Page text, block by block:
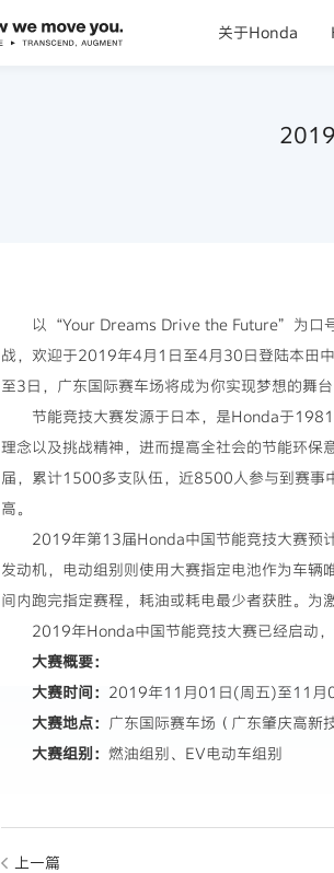
关于Honda
以“Your Dreams Drive the Future”为口
战，欢迎于2019年4月1日至4月30日登陆本田
至3日，广东国际赛车场将成为你实现梦想的舞
节能竞技大赛发源于日本，是Honda于
理念以及挑战精神，进而提高全社会的节能环
届，累计1500多支队伍，近8500人参与到赛事
高。
2019年第13届Honda中国节能竞技大赛预
发动机，电动组别则使用大赛指定电池作为车
间内跑完指定赛程，耗油或耗电最少者获胜。为
2019年Honda中国节能竞技大赛已经启动
大赛概要：
大赛时间： 2019年11月01日(周五)至11月
大赛地点： 广东国际赛车场（广东肇庆高新
大赛组别： 燃油组别、EV电动车组别
上一篇